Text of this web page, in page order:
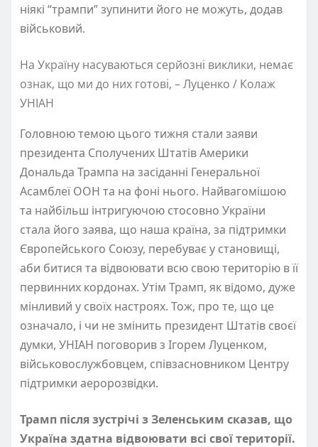
ніякі “трампи” зупинити його не можуть, додав
військовий.
На Україну насуваються серйозні виклики, немає
ознак, що ми до них готові, – Луценко / Колаж
УНІАН
Головною темою цього тижня стали заяви
президента Сполучених Штатів Америки
Дональда Трампа на засіданні Генеральної
Асамблеї ООН та на фоні нього. Найвагомішою
та найбільш інтригуючою стосовно України
стала його заява, що наша країна, за підтримки
Європейського Союзу, перебуває у становищі,
аби битися та відвоювати всю свою територію в її
первинних кордонах. Утім Трамп, як відомо, дуже
мінливий у своїх настроях. Тож, про те, що це
означало, і чи не змінить президент Штатів своєї
думки, УНІАН поговорив з Ігорем Луценком,
військовослужбовцем, співзасновником Центру
підтримки аеророзвідки.
Трамп після зустрічі з Зеленським сказав, що
Україна здатна відвоювати всі свої території.